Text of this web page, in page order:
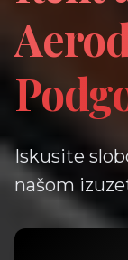
Iskusite
našom